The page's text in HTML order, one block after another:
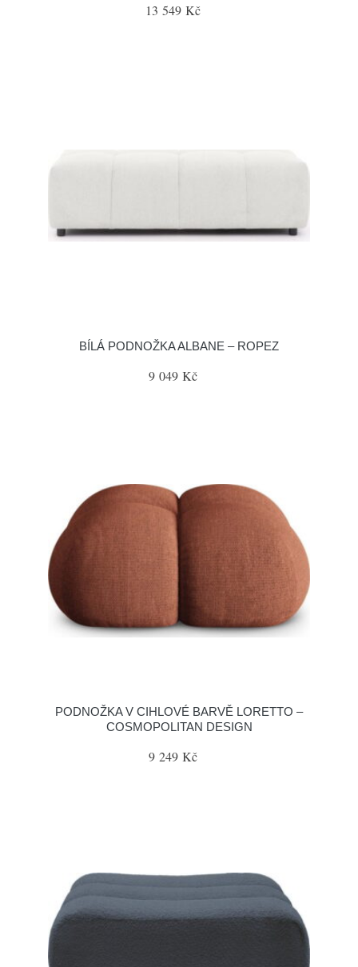
13 549 Kč
BÍLÁ PODNOŽKA ALBANE – ROPEZ
9 049 Kč
PODNOŽKA V CIHLOVÉ BARVĚ LORETTO –
COSMOPOLITAN DESIGN
9 249 Kč